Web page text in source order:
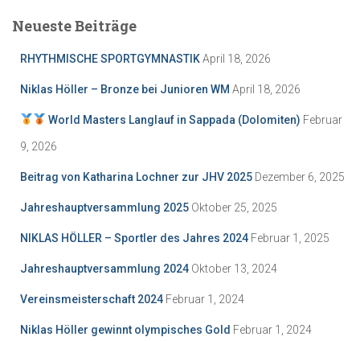
n
Neueste Beiträge
RHYTHMISCHE SPORTGYMNASTIKApril 18, 2026
Niklas Höller – Bronze bei Junioren WM April 18, 2026
World Masters Langlauf in Sappada (Dolomiten) Februar
9, 2026
Beitrag von Katharina Lochner zur JHV 2025 Dezember 6, 2025
Jahreshauptversammlung 2025 Oktober 25, 2025
NIKLAS HÖLLER – Sportler des Jahres 2024 Februar 1, 2025
Jahreshauptversammlung 2024 Oktober 13, 2024
Vereinsmeisterschaft 2024 Februar 1, 2024
Niklas Höller gewinnt olympisches Gold Februar 1, 2024